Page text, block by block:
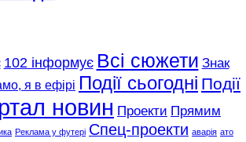
102 інформує Всі сюжети Знак
я в ефірі Події сьогодні Події
новин Проекти Прямим
Реклама у футері Спец-проекти аварія ато